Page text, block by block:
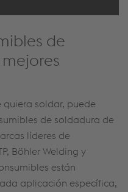
de
soldar, puede
de soldadura de
líderes de
, Böhler Welding y
están
aplicación específica,